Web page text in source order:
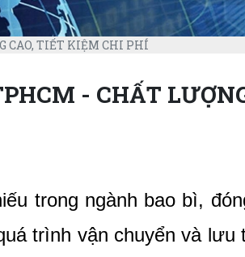
CAO, TIẾT KIỆM CHI PHÍ
- CHẤT
trong ngành bao bì,
trình vận chuyển và